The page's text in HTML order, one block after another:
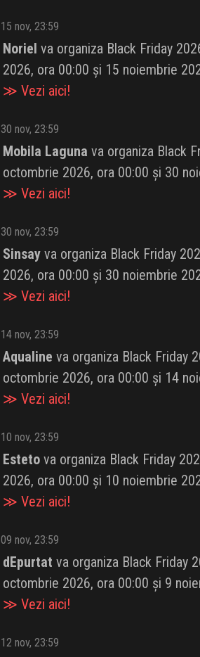
15 nov, 23:59
Noriel va organiza Black Friday
2026, ora 00:00 și 15 noiembrie
≫ Vezi aici!
30 nov, 23:59
Mobila Laguna va organiza Black
octombrie 2026, ora 00:00 și 30
≫ Vezi aici!
30 nov, 23:59
Sinsay va organiza Black Friday
2026, ora 00:00 și 30 noiembrie
≫ Vezi aici!
14 nov, 23:59
Aqualine va organiza Black Friday
octombrie 2026, ora 00:00 și 14
≫ Vezi aici!
10 nov, 23:59
Esteto va organiza Black Friday
2026, ora 00:00 și 10 noiembrie
≫ Vezi aici!
09 nov, 23:59
dEpurtat va organiza Black Friday
octombrie 2026, ora 00:00 și 9
≫ Vezi aici!
12 nov, 23:59